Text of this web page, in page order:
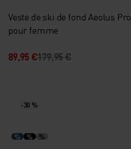
Veste de ski de fond Aeolus Pro
pour femme
89,95 €179,95 €
-30 %
% % %